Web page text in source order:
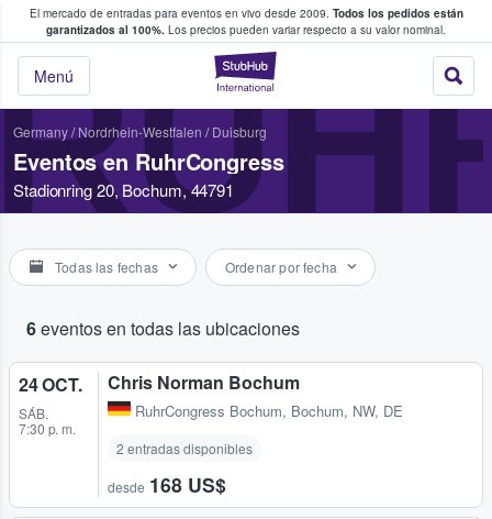
El mercado de entradas para eventos en vivo desde 2009. Todos los pedidos están
garantizados al 100%. Los precios pueden variar respecto a su valor nominal.
StubHub:
Menú
y venta de entradas entre fans
Germany/ Nordrhein-Westfalen / Duisburg
Eventos en RuhrCongress
Stadionring 20, Bochum, 44791
Todas las fechas Ordenar por fecha
6eventos en todas las ubicaciones
24 OCT.
SÁB.
7:30 p. m.
Chris Norman Bochum
RuhrCongress Bochum, Bochum, NW, DE
2 entradas disponibles
desde 168 US$